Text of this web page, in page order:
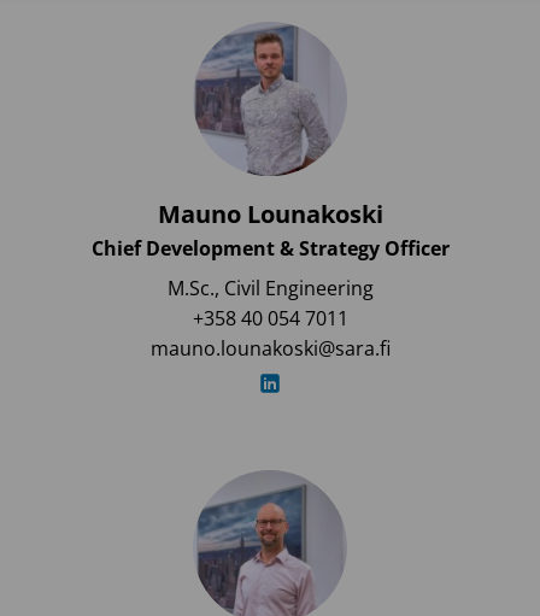
Mauno Lounakoski
Chief Development & Strategy Officer
M.Sc., Civil Engineering
+358 40 054 7011
mauno.lounakoski@sara.fi